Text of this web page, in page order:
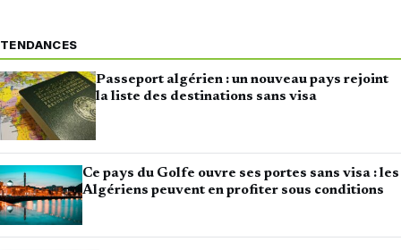
TENDANCES
Passeport algérien : un nouveau pays rejoint
la liste des destinations sans visa
Ce pays du Golfe ouvre ses portes sans visa : les
Algériens peuvent en profiter sous conditions